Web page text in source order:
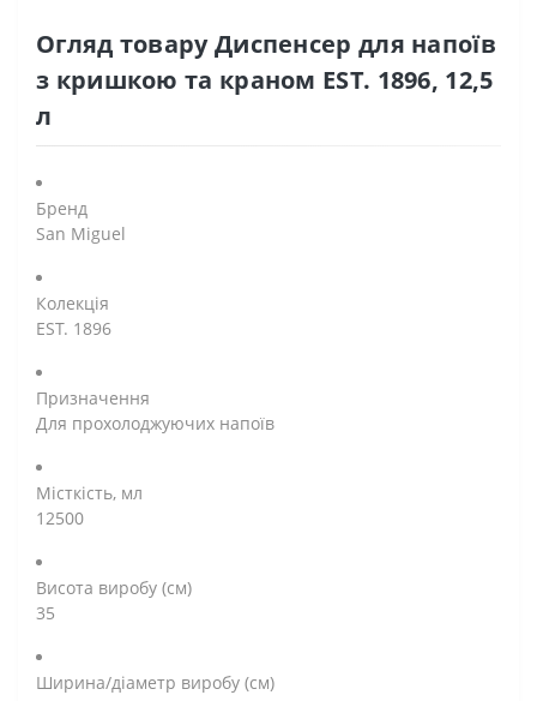
Огляд товару Диспенсер для напоїв
з кришкою та краном EST. 1896, 12,5
л
Бренд
San Miguel
Колекція
EST. 1896
Призначення
Для прохолоджуючих напоїв
Місткість, мл
12500
Висота виробу (см)
35
Ширина/діаметр виробу (см)